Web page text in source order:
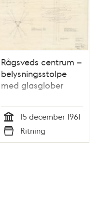
Rågsveds centrum –
belysningsstolpe
med glasglober
Tid
15 december 1961
Typ
Ritning